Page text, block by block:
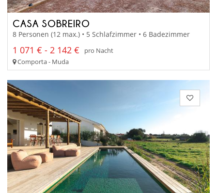
CASA SOBREIRO
8 Personen (12 max.) • 5 Schlafzimmer • 6 Badezimmer
1 071 € - 2 142 €
pro Nacht
Comporta - Muda